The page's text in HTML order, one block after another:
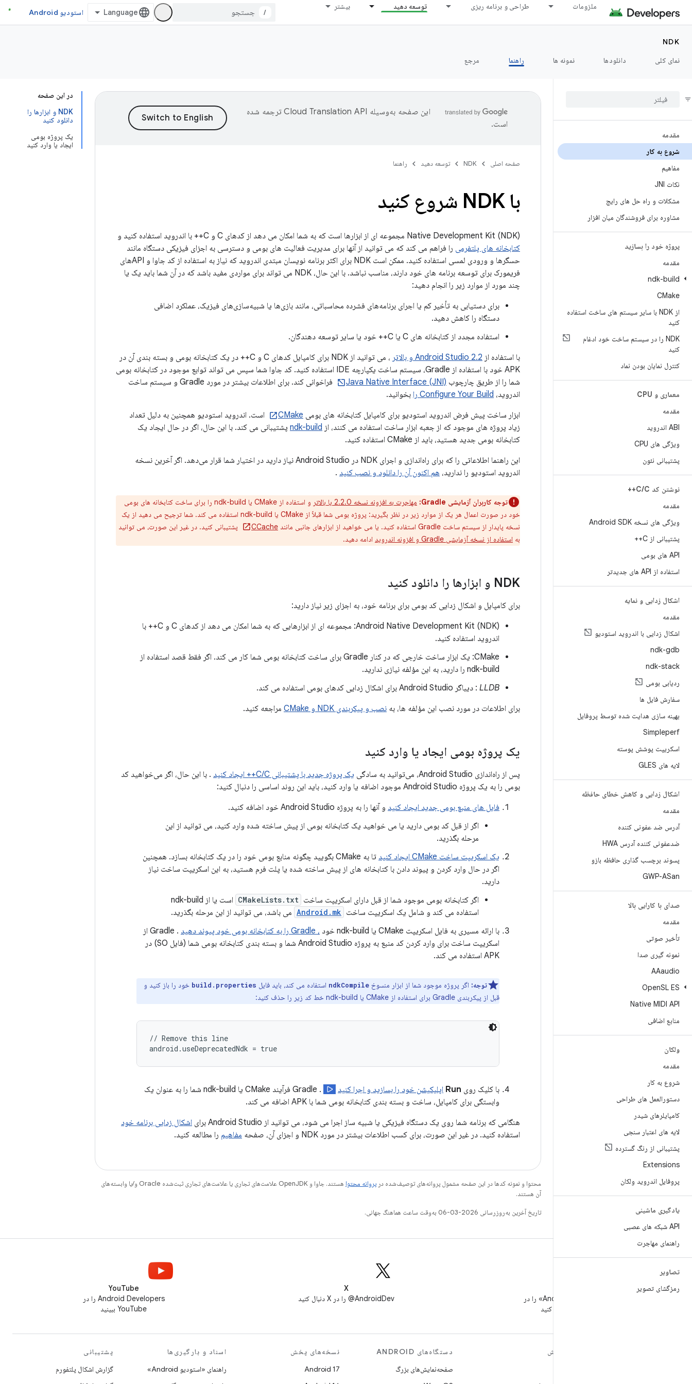
ملزومات طراحی و برنامه ریزی توسعه دهید بیشتر
/ استودیو Android
NDK
نمای کلی
دانلودها نمونه ها راهنما مرجع
مقدمه
شروع به کار
مفاهیم
نکات JNI
مشکلات و راه حل های رایج
مشاوره برای فروشندگان میان افزار
پروژه خود را بسازید
مقدمه
ndk-build
CMake
از NDK با سایر سیستم های ساخت استفاده
کنید
NDK را در سیستم ساخت خود ادغام
کنید
کنترل نمایان بودن نماد
معماری و CPU
مقدمه
ABI اندروید
ویژگی های CPU
پشتیبانی نئون
نوشتن کد C /C++
مقدمه
ویژگی های نسخه Android SDK
پشتیبانی از C++
API های بومی
استفاده از API های جدیدتر
اشکال زدایی و نمایه
مقدمه
اشکال زدایی با اندروید استودیو
ndk-gdb
ndk-stack
ردیابی بومی
سفارش فایل ها
بهینه سازی هدایت شده توسط پروفایل
Simpleperf
اسکریپت پوشش پوسته
لایه های GLES
اشکال زدایی و کاهش خطای حافظه
مقدمه
آدرس ضد عفونی کننده
ضدعفونی کننده آدرس HWA
پسوند برچسب گذاری حافظه بازو
GWP-ASan
صدای با کارایی بالا
مقدمه
تأخیر صوتی
نمونه گیری صدا
AAaudio
OpenSL ES
Native MIDI API
منابع اضافی
ولکان
مقدمه
شروع به کار
دستورالعمل های طراحی
کامپایلرهای شیدر
لایه های اعتبار سنجی
پشتیبانی از رنگ گسترده
Extensions
پروفایل اندروید ولکان
یادگیری ماشینی
API شبکه های عصبی
راهنمای مهاجرت
تصاویر
رمزگشای تصویر
در این صفحه
NDK و ابزارها را
دانلود کنید
یک پروژه بومی
ایجاد یا وارد کنید
این صفحه به‌وسیله
ترجمه شده
است.
صفحه اصلی NDK توسعه دهید راهنما
با NDK شروع کنید
Native Development Kit (NDK) مجموعه ای از ابزارها است که به شما امکان می دهد از کدهای C و C++ با اندروید استفاده کنید و
کتابخانه های پلتفرمی را فراهم می کند که می توانید از آنها برای مدیریت فعالیت های بومی و دسترسی به اجزای فیزیکی دستگاه مانند
حسگرها و ورودی لمسی استفاده کنید. ممکن است NDK برای اکثر برنامه نویسان مبتدی اندروید که نیاز به استفاده از کد جاوا و APIهای
فریمورک برای توسعه برنامه های خود دارند، مناسب نباشد. با این حال، NDK می تواند برای مواردی مفید باشد که در آن شما باید یک یا
چند مورد از موارد زیر را انجام دهید:
برای دستیابی به تأخیر کم یا اجرای برنامه‌های فشرده محاسباتی، مانند بازی‌ها یا شبیه‌سازی‌های فیزیک، عملکرد اضافی
دستگاه را کاهش دهید.
استفاده مجدد از کتابخانه های C یا C++ خود یا سایر توسعه دهندگان.
با استفاده از Android Studio 2.2 و بالاتر
، می توانید از NDK برای کامپایل کدهای C و C++ در یک کتابخانه بومی و بسته بندی آن در
APK خود با استفاده از Gradle، سیستم ساخت یکپارچه IDE استفاده کنید. کد جاوا شما سپس می تواند توابع موجود در کتابخانه بومی
شما را از طریق چارچوب Java Native Interface (JNI)
فراخوانی کند. برای اطلاعات بیشتر در مورد Gradle و سیستم ساخت
اندروید، Configure Your Build را
بخوانید.
ابزار ساخت پیش فرض اندروید استودیو برای کامپایل کتابخانه های بومی CMake
است. اندروید استودیو همچنین به دلیل تعداد
زیاد پروژه های موجود که از جعبه ابزار ساخت استفاده می کنند، از ndk-build پشتیبانی می کند. با این حال، اگر در حال ایجاد یک
کتابخانه بومی جدید هستید، باید از CMake استفاده کنید.
این راهنما اطلاعاتی را که برای راه‌اندازی و اجرای NDK در Android Studio نیاز دارید در اختیار شما قرار می‌دهد. اگر آخرین نسخه
اندروید استودیو را ندارید، هم اکنون آن را دانلود و نصب کنید .
توجه کاربران آزمایشی Gradle: مهاجرت به افزونه نسخه 2.2.0 یا بالاتر
و استفاده از CMake یا ndk-build را برای ساخت کتابخانه های بومی
خود در صورت اعمال هر یک از موارد زیر در نظر بگیرید: پروژه بومی شما قبلاً از CMake یا ndk-build استفاده می کند. شما ترجیح می دهید از یک
نسخه پایدار از سیستم ساخت Gradle استفاده کنید. یا می خواهید از ابزارهای جانبی مانند
CCache
پشتیبانی کنید. در غیر این صورت، می توانید
به استفاده از نسخه آزمایشی Gradle و افزونه اندروید ادامه دهید.
NDK و ابزارها را دانلود کنید
برای کامپایل و اشکال زدایی کد بومی برای برنامه خود، به اجزای زیر نیاز دارید:
Android Native Development Kit (NDK): مجموعه ای از ابزارهایی که به شما امکان می دهد از کدهای C و C++ با
اندروید استفاده کنید.
CMake: یک ابزار ساخت خارجی که در کنار Gradle برای ساخت کتابخانه بومی شما کار می کند. اگر فقط قصد استفاده از
ndk-build را دارید، به این مؤلفه نیازی ندارید.
LLDB : دیباگر Android Studio برای اشکال زدایی کدهای بومی استفاده می کند.
برای اطلاعات در مورد نصب این مؤلفه ها، به نصب و پیکربندی NDK و CMake مراجعه کنید.
یک پروژه بومی ایجاد یا وارد کنید
پس از راه‌اندازی Android Studio، می‌توانید به سادگی یک پروژه جدید با پشتیبانی C/C++ ایجاد کنید
. با این حال، اگر می‌خواهید کد
بومی را به یک پروژه Android Studio موجود اضافه یا وارد کنید، باید این روند اساسی را دنبال کنید:
فایل های منبع بومی جدید ایجاد کنید و آنها را به پروژه Android Studio خود اضافه کنید.
اگر از قبل کد بومی دارید یا می خواهید یک کتابخانه بومی از پیش ساخته شده وارد کنید، می توانید از این
مرحله بگذرید.
یک اسکریپت ساخت CMake ایجاد کنید
تا به CMake بگویید چگونه منابع بومی خود را در یک کتابخانه بسازد. همچنین
اگر در حال وارد کردن و پیوند دادن با کتابخانه های از پیش ساخته شده یا پلت فرم هستید، به این اسکریپت ساخت نیاز
دارید.
اگر کتابخانه بومی موجود شما از قبل دارای اسکریپت ساخت CMakeLists.txt
است یا از ndk-build
استفاده می کند و شامل یک اسکریپت ساخت Android.mk می باشد، می توانید از این مرحله بگذرید.
با ارائه مسیری به فایل اسکریپت CMake یا ndk-build خود
، Gradle را به کتابخانه بومی خود پیوند دهید
. Gradle از
اسکریپت ساخت برای وارد کردن کد منبع به پروژه Android Studio شما و بسته بندی کتابخانه بومی شما (فایل SO) در
APK استفاده می کند.
توجه: اگر پروژه موجود شما از ابزار منسوخ ndkCompile استفاده می کند، باید فایل build.properties خود را باز کنید و
قبل از پیکربندی Gradle برای استفاده از CMake یا ndk-build خط کد زیر را حذف کنید:
// Remove this line
با کلیک روی Run اپلیکیشن خود را بسازید و اجرا کنید
. Gradle فرآیند CMake یا ndk-build شما را به عنوان یک
وابستگی برای کامپایل، ساخت و بسته بندی کتابخانه بومی شما با APK اضافه می کند.
هنگامی که برنامه شما روی یک دستگاه فیزیکی یا شبیه ساز اجرا می شود، می توانید از Android Studio برای
اشکال زدایی برنامه خود
استفاده کنید. در غیر این صورت، برای کسب اطلاعات بیشتر در مورد NDK و اجزای آن، صفحه
مفاهیم را مطالعه کنید.
محتوا و نمونه کدها در این صفحه مشمول پروانه‌های توصیف‌شده در پروانه محتوا
هستند. جاوا و OpenJDK علامت‌های تجاری یا علامت‌های تجاری ثبت‌شده Oracle و/یا وابسته‌های
آن هستند.
تاریخ آخرین به‌روزرسانی 2026-03-06 به‌وقت ساعت هماهنگ جهانی.
«توسعه‌دهندگان Android» را در
X
AndroidDev@ را در X دنبال کنید
YouTube
Android Developers را در
YouTube ببینید
کاوش
دستگاه‌های ANDROID
صفحه‌نمایش‌های بزرگ
نسخه‌های پخش
Android 17
اسناد و بارگیری‌ها
راهنمای «استودیو Android»
پشتیبانی
گزارش اشکال پلتفورم